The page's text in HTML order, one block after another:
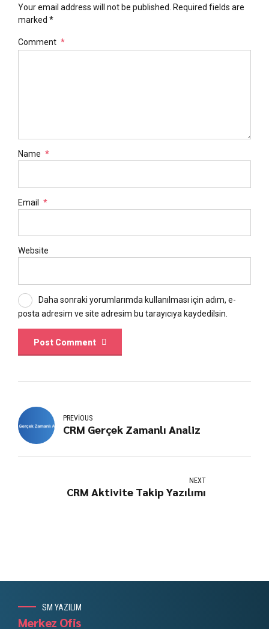
Your email address will not be published. Required fields are
marked *
Comment *
Name *
Email *
Website
Daha sonraki yorumlarımda kullanılması için adım, e-
posta adresim ve site adresim bu tarayıcıya kaydedilsin.
Post Comment
PREVIOUS
CRM Gerçek Zamanlı Analiz
NEXT
CRM Aktivite Takip Yazılımı
SM YAZILIM
Merkez Ofis